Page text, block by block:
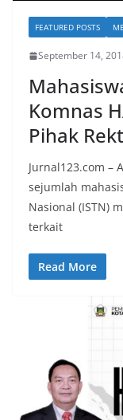
FEATURED POSTS
September 14,
Komnas
Pihak
Jurnal123.com –
sejumlah
Nasional (ISTN)
terkait
Read More